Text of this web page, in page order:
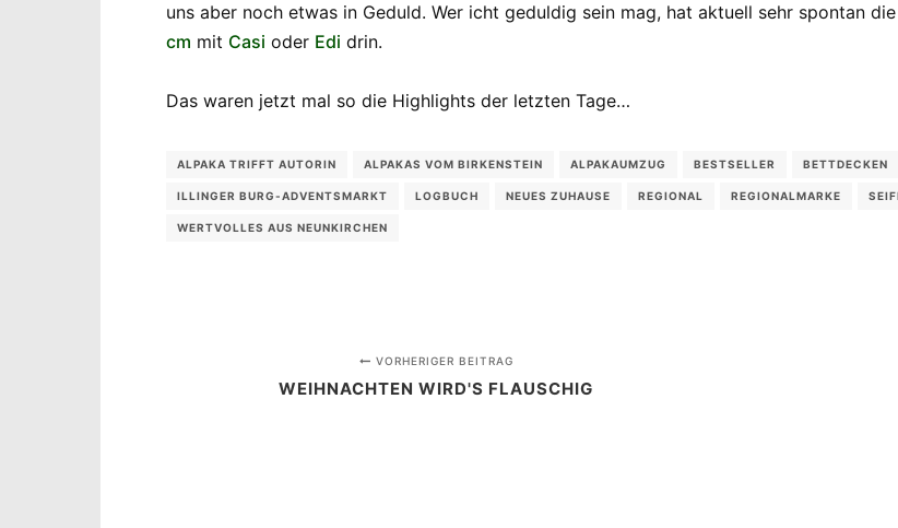
uns aber noch etwas in Geduld. Wer icht geduldig sein mag, hat aktuell sehr spontan
cm mit Casi oder Edi drin.
Das waren jetzt mal so die Highlights der letzten Tage…
ALPAKA TRIFFT AUTORIN ALPAKAS VOM BIRKENSTEIN ALPAKAUMZUG BESTSELLER BETTDECKEN
ILLINGER BURG-ADVENTSMARKT LOGBUCH NEUES ZUHAUSE REGIONAL REGIONALMARKE
WERTVOLLES AUS NEUNKIRCHEN
VORHERIGER BEITRAG
WEIHNACHTEN WIRD'S FLAUSCHIG